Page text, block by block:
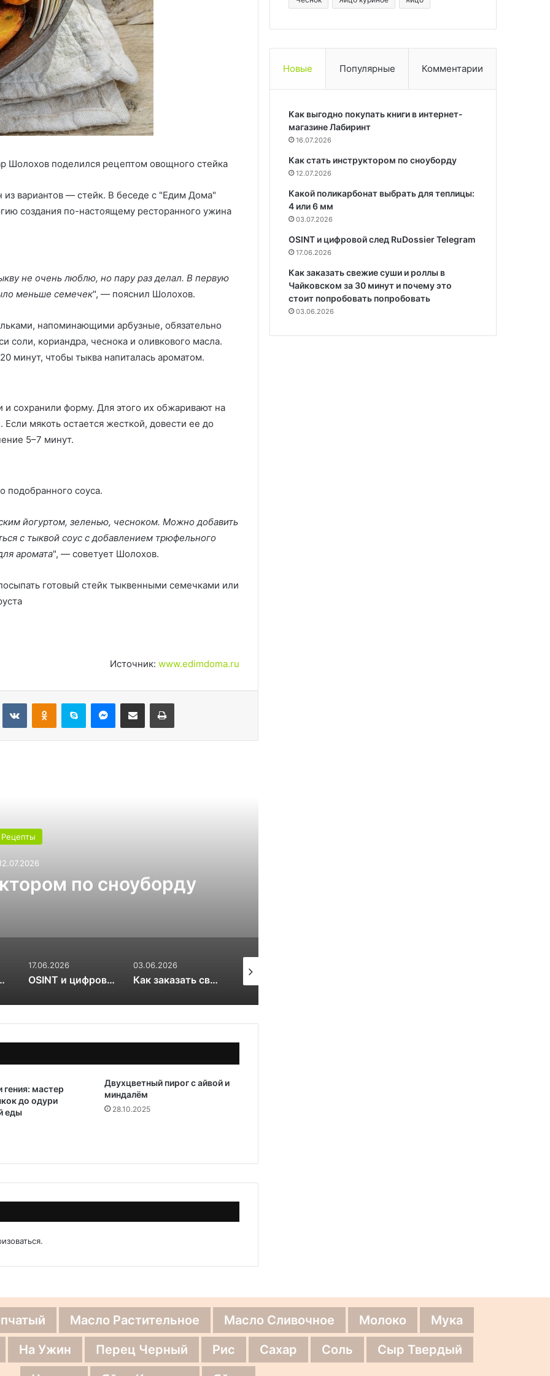
Шолохов поделился рецептом овощного стейка
из вариантов — стейк. В беседе с "Едим Дома"
создания по-настоящему ресторанного ужина
не очень люблю, но пару раз делал. В первую
меньше семечек", — пояснил Шолохов.
напоминающими арбузные, обязательно
соли, кориандра, чеснока и оливкового масла.
минут, чтобы тыква напиталась ароматом.
сохранили форму. Для этого их обжаривают на
мякоть остается жесткой, довести ее до
5–7 минут.
соуса.
йогуртом, зеленью, чесноком. Можно добавить
с тыквой соус с добавлением трюфельного
аромата", — советует Шолохов.
готовый стейк тыквенными семечками или
Источник: www.edimdoma.ru
ВконтактеОдноклассники
Skype Messenger
Поделиться через электронную почту Печатать
выбрать для теплицы:
6 мм
OSINT и цифровой след RuDossier Telegram
03.06.2026
Как заказать свежие суши и роллы в Чайковском за 30 минут и почему это стоит попробовать попробовать
17.03.2026
Вяленые сливы — солнечная алхимия вкуса
гения: мастер
до одури
еды
Двухцветный пирог с айвой и
миндалём
28.10.2025
.
Новые Популярные Комментарии
Как выгодно покупать книги в интернет-
магазине Лабиринт
16.07.2026
Как стать инструктором по сноуборду
12.07.2026
Какой поликарбонат выбрать для теплицы:
4 или 6 мм
03.07.2026
OSINT и цифровой след RuDossier Telegram
17.06.2026
Как заказать свежие суши и роллы в
Чайковском за 30 минут и почему это
стоит попробовать попробовать
03.06.2026
Масло Растительное Масло Сливочное Молоко
Мука
На Ужин Перец Черный Рис Сахар Соль
Сыр Твердый